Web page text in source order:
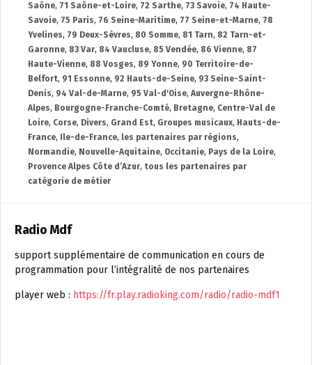
Saône, 71 Saône-et-Loire, 72 Sarthe, 73 Savoie, 74 Haute-
Savoie, 75 Paris, 76 Seine-Maritime, 77 Seine-et-Marne, 78
Yvelines, 79 Deux-Sèvres, 80 Somme, 81 Tarn, 82 Tarn-et-
Garonne, 83 Var, 84 Vaucluse, 85 Vendée, 86 Vienne, 87
Haute-Vienne, 88 Vosges, 89 Yonne, 90 Territoire-de-
Belfort, 91 Essonne, 92 Hauts-de-Seine, 93 Seine-Saint-
Denis, 94 Val-de-Marne, 95 Val-d'Oise, Auvergne-Rhône-
Alpes, Bourgogne-Franche-Comté, Bretagne, Centre-Val de
Loire, Corse, Divers, Grand Est, Groupes musicaux, Hauts-de-
France, Ile-de-France, les partenaires par régions,
Normandie, Nouvelle-Aquitaine, Occitanie, Pays de la Loire,
Provence Alpes Côte d’Azur, tous les partenaires par
catégorie de métier
Radio Mdf
support supplémentaire de communication en cours de
programmation pour l’intégralité de nos partenaires
player web : https://fr.play.radioking.com/radio/radio-mdf1